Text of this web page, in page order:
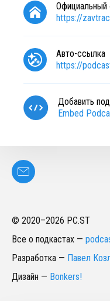
Официальный
https://
Авто-ссылка
https://
Добавить
Embed
© 2020–2026 PC.ST
Все о подкастах —
Разработка — Павел
Дизайн — Bonkers!